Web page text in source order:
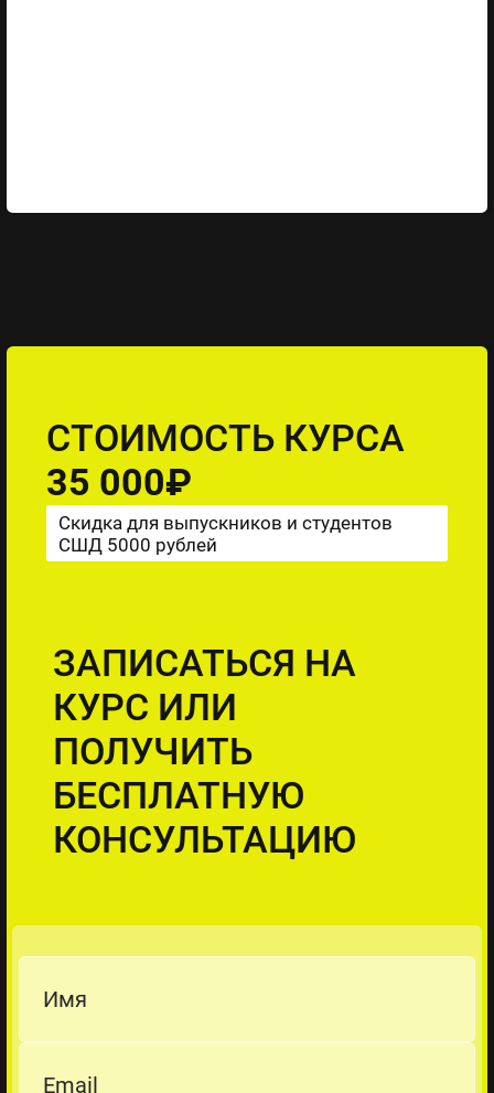
СТОИМОСТЬ КУРСА
35 000₽
Скидка для выпускников и студентов
СШД 5000 рублей
ЗАПИСАТЬСЯ НА
КУРС ИЛИ
ПОЛУЧИТЬ
БЕСПЛАТНУЮ
КОНСУЛЬТАЦИЮ
Имя
Email